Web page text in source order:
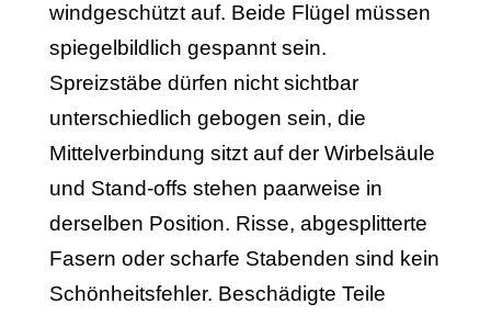
windgeschützt auf. Beide Flügel müssen
spiegelbildlich gespannt sein.
Spreizstäbe dürfen nicht sichtbar
unterschiedlich gebogen sein, die
Mittelverbindung sitzt auf der Wirbelsäule
und Stand-offs stehen paarweise in
derselben Position. Risse, abgesplitterte
Fasern oder scharfe Stabenden sind kein
Schönheitsfehler. Beschädigte Teile